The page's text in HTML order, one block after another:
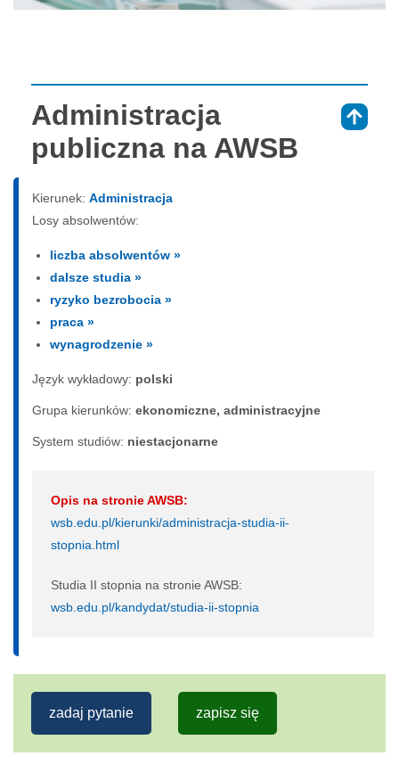
Administracja
publiczna na AWSB
Kierunek: Administracja
Losy absolwentów:
liczba absolwentów »
dalsze studia »
ryzyko bezrobocia »
praca »
wynagrodzenie »
Język wykładowy: polski
Grupa kierunków: ekonomiczne, administracyjne
System studiów: nie­sta­cjo­nar­ne
Opis na stronie AWSB:
wsb.edu.pl/kierunki/administracja-studia-ii-
stopnia.html
Studia II stopnia na stronie AWSB:
wsb.edu.pl/kandydat/studia-ii-stopnia
zadaj pytanie zapisz się